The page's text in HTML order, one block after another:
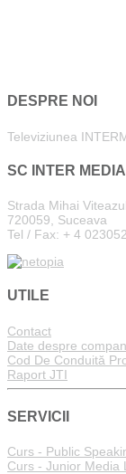
DESPRE NOI
Televiziunea
SC INTER
Strada Mihai
720059, Suceava
Tel / Fax: + 4
UTILE
Contact
Date despre
Cod De Conduită
Raport JTI
SERVICII
Curs - Public
Curs - Junior Media